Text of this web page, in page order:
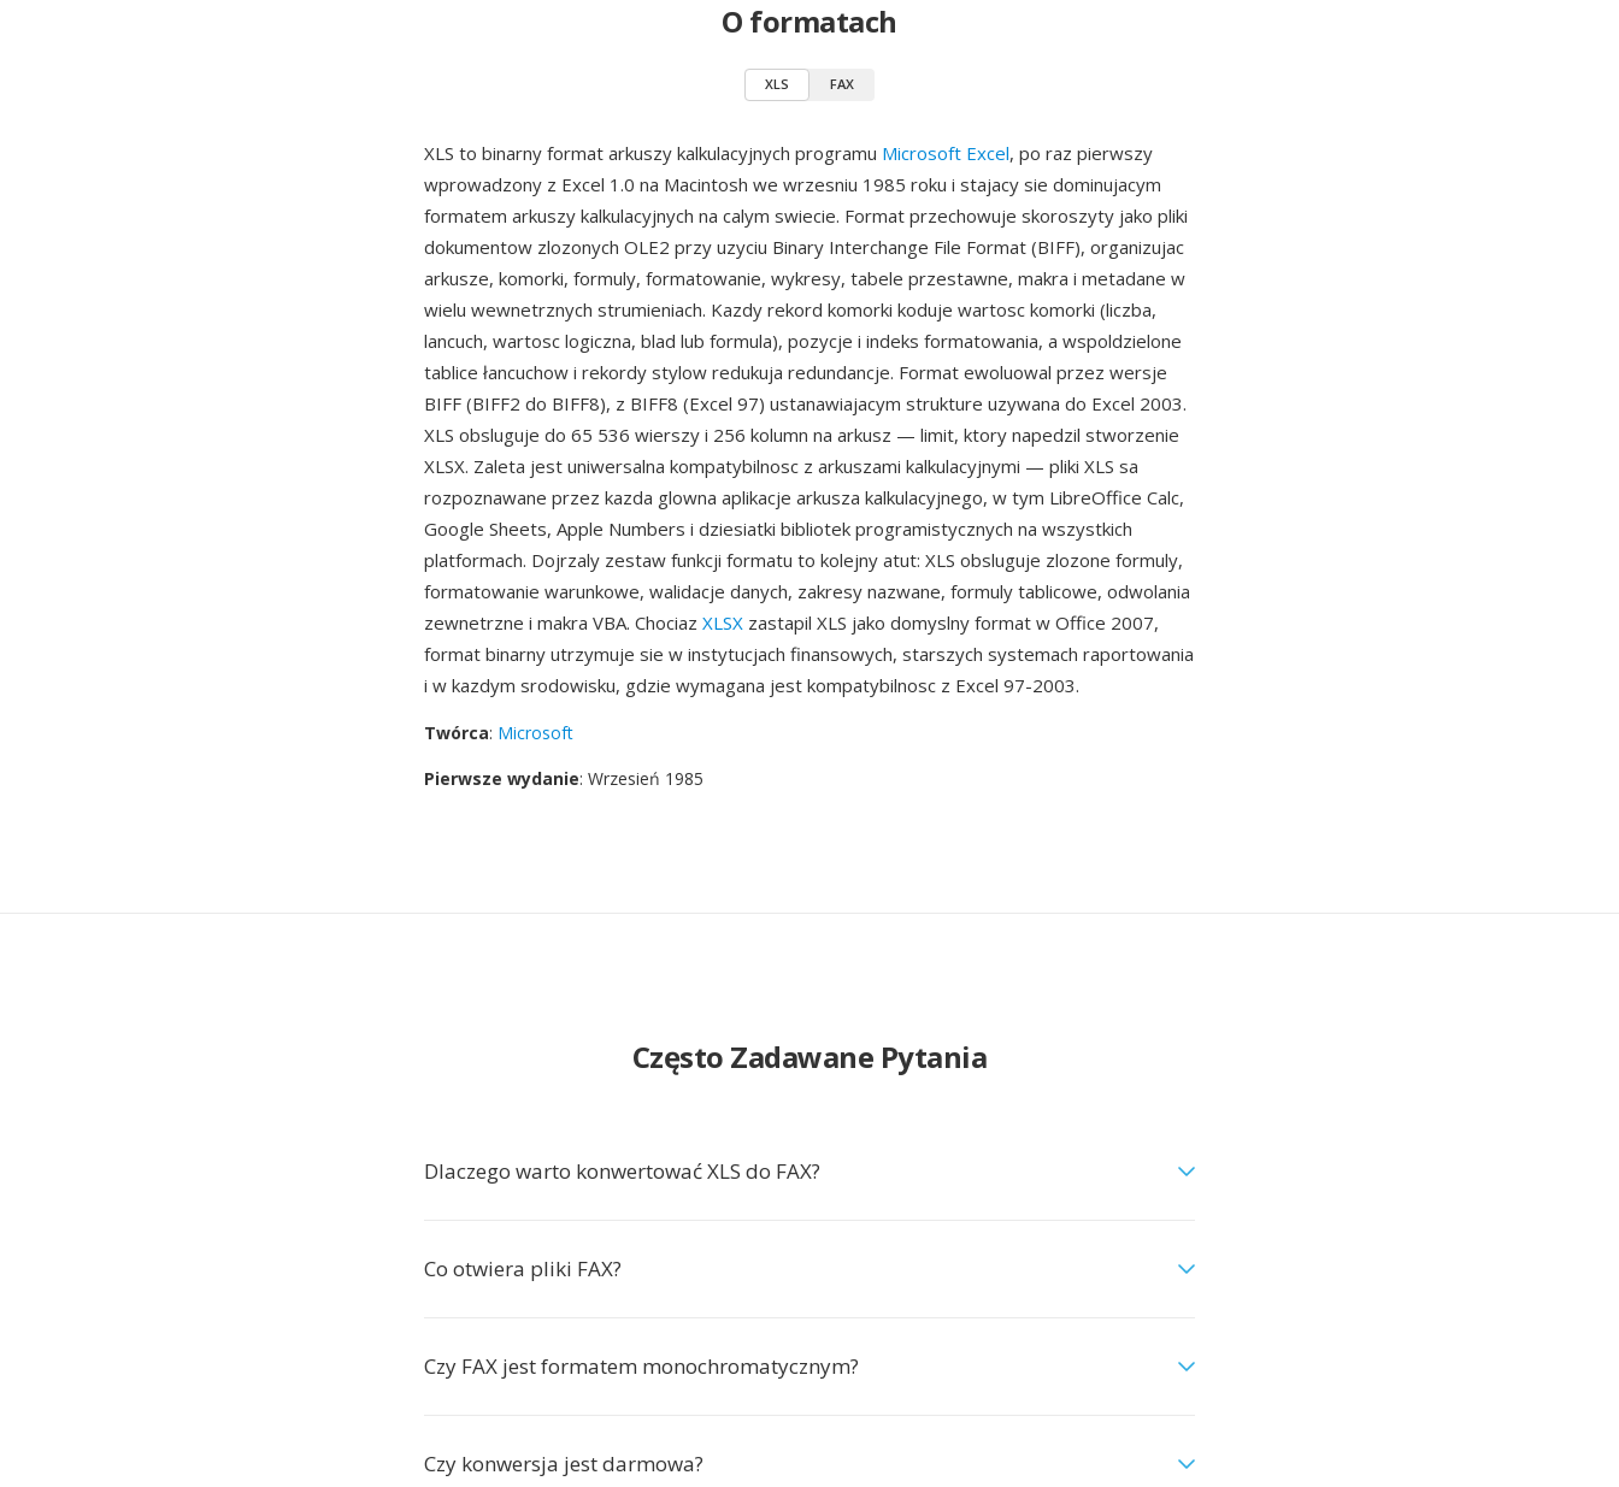
O formatach
XLS FAX
XLS to binarny format arkuszy kalkulacyjnych programu Microsoft Excel, po raz pierwszy
wprowadzony z Excel 1.0 na Macintosh we wrzesniu 1985 roku i stajacy sie dominujacym
formatem arkuszy kalkulacyjnych na calym swiecie. Format przechowuje skoroszyty jako pliki
dokumentow zlozonych OLE2 przy uzyciu Binary Interchange File Format (BIFF), organizujac
arkusze, komorki, formuly, formatowanie, wykresy, tabele przestawne, makra i metadane w
wielu wewnetrznych strumieniach. Kazdy rekord komorki koduje wartosc komorki (liczba,
lancuch, wartosc logiczna, blad lub formula), pozycje i indeks formatowania, a wspoldzielone
tablice łancuchow i rekordy stylow redukuja redundancje. Format ewoluowal przez wersje
BIFF (BIFF2 do BIFF8), z BIFF8 (Excel 97) ustanawiajacym strukture uzywana do Excel 2003.
XLS obsluguje do 65 536 wierszy i 256 kolumn na arkusz — limit, ktory napedzil stworzenie
XLSX. Zaleta jest uniwersalna kompatybilnosc z arkuszami kalkulacyjnymi — pliki XLS sa
rozpoznawane przez kazda glowna aplikacje arkusza kalkulacyjnego, w tym LibreOffice Calc,
Google Sheets, Apple Numbers i dziesiatki bibliotek programistycznych na wszystkich
platformach. Dojrzaly zestaw funkcji formatu to kolejny atut: XLS obsluguje zlozone formuly,
formatowanie warunkowe, walidacje danych, zakresy nazwane, formuly tablicowe, odwolania
zewnetrzne i makra VBA. Chociaz XLSX zastapil XLS jako domyslny format w Office 2007,
format binarny utrzymuje sie w instytucjach finansowych, starszych systemach raportowania
i w kazdym srodowisku, gdzie wymagana jest kompatybilnosc z Excel 97-2003.
Twórca: Microsoft
Pierwsze wydanie: Wrzesień 1985
Często Zadawane Pytania
Dlaczego warto konwertować XLS do FAX?
Co otwiera pliki FAX?
Czy FAX jest formatem monochromatycznym?
Czy konwersja jest darmowa?